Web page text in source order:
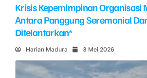
Krisis Kepemimpinan Organisasi
Antara Panggung Seremonial
Ditelantarkan*
Harian Madura 3 Mei 2026